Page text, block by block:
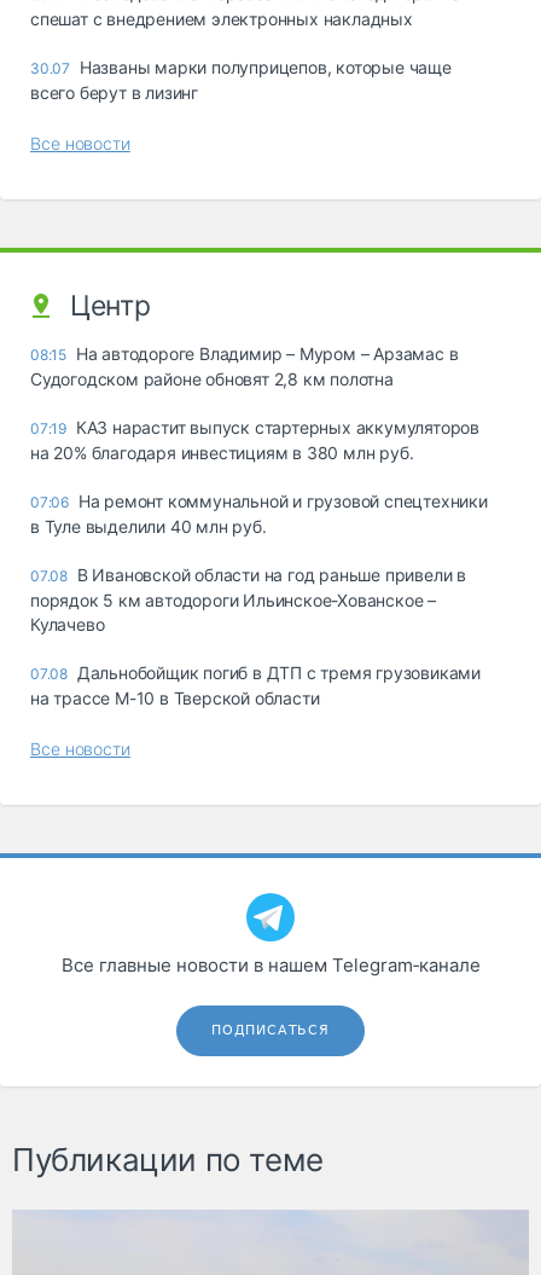
спешат с внедрением электронных накладных
30.07
Названы марки полуприцепов, которые чаще
всего берут в лизинг
Все новости
Центр
08:15 На автодороге Владимир – Муром – Арзамас в
Судогодском районе обновят 2,8 км полотна
07:19 КАЗ нарастит выпуск стартерных аккумуляторов
на 20% благодаря инвестициям в 380 млн руб.
07:06 На ремонт коммунальной и грузовой спецтехники
в Туле выделили 40 млн руб.
07.08 В Ивановской области на год раньше привели в
порядок 5 км автодороги Ильинское-Хованское –
Кулачево
07.08 Дальнобойщик погиб в ДТП с тремя грузовиками
на трассе М-10 в Тверской области
Все новости
Все главные новости в нашем Telegram‑канале
ПОДПИСАТЬСЯ
Публикации по теме